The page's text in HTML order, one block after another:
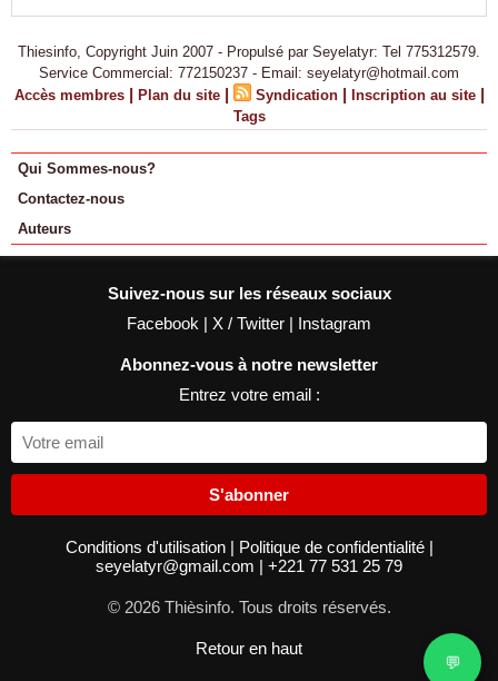
Thiesinfo, Copyright Juin 2007 - Propulsé par Seyelatyr: Tel 775312579.
Service Commercial: 772150237 - Email: seyelatyr@hotmail.com
Accès membres | Plan du site | Syndication | Inscription au site |
Tags
Qui Sommes-nous?
Contactez-nous
Auteurs
Suivez-nous sur les réseaux sociaux
Facebook | X / Twitter | Instagram
Abonnez-vous à notre newsletter
Entrez votre email :
S'abonner
Conditions d'utilisation | Politique de confidentialité |
seyelatyr@gmail.com | +221 77 531 25 79
© 2026 Thièsinfo. Tous droits réservés.
Retour en haut
💬